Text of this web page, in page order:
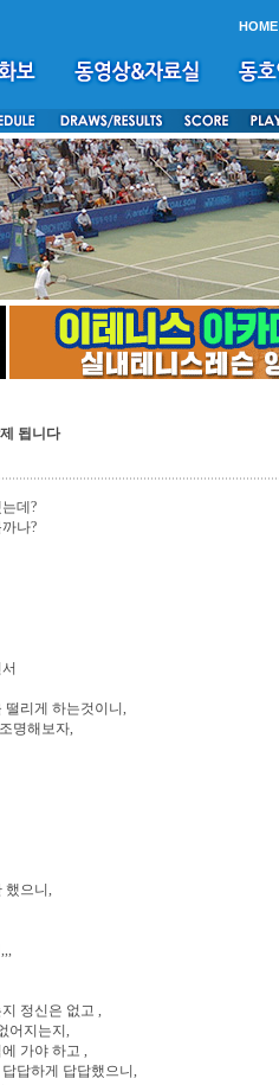
HOME
됩니다
데?
나?
떨리게 하는것이니,
명해보자,
했으니,
정신은 없고 ,
어지는지,
가야 하고 ,
답하게 답답했으니,